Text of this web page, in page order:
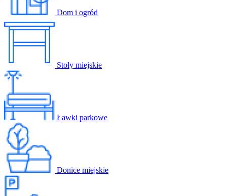
Dom i ogród
Stoły miejskie
Ławki parkowe
Donice miejskie